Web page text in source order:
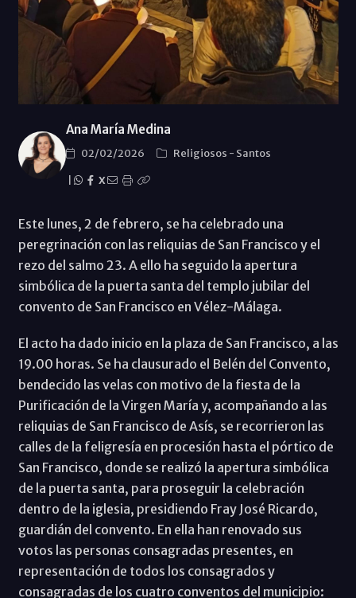
Ana María Medina
02/02/2026 Religiosos - Santos
X
Este lunes, 2 de febrero, se ha celebrado una
peregrinación con las reliquias de San Francisco y el
rezo del salmo 23. A ello ha seguido la apertura
simbólica de la puerta santa del templo jubilar del
convento de San Francisco en Vélez-Málaga.
El acto ha dado inicio en la plaza de San Francisco, a las
19.00 horas. Se ha clausurado el Belén del Convento,
bendecido las velas con motivo de la fiesta de la
Purificación de la Virgen María y, acompañando a las
reliquias de San Francisco de Asís, se recorrieron las
calles de la feligresía en procesión hasta el pórtico de
San Francisco, donde se realizó la apertura simbólica
de la puerta santa, para proseguir la celebración
dentro de la iglesia, presidiendo Fray José Ricardo,
guardián del convento. En ella han renovado sus
votos las personas consagradas presentes, en
representación de todos los consagrados y
consagradas de los cuatro conventos del municipio: